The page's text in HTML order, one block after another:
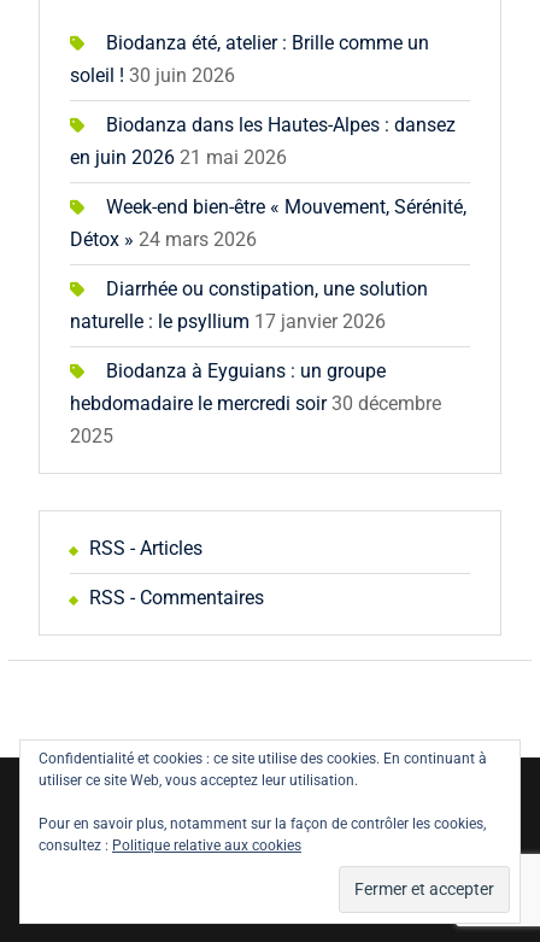
Biodanza été, atelier : Brille comme un
soleil ! 30 juin 2026
Biodanza dans les Hautes-Alpes : dansez
en juin 2026 21 mai 2026
Week-end bien-être « Mouvement, Sérénité,
Détox » 24 mars 2026
Diarrhée ou constipation, une solution
naturelle : le psyllium 17 janvier 2026
Biodanza à Eyguians : un groupe
hebdomadaire le mercredi soir 30 décembre
2025
RSS - Articles
RSS - Commentaires
Copyright © All rights reserved.
Politique de confidentialité
Législation
Mentions Légales
WEN Themes
Confidentialité et cookies : ce site utilise des cookies. En continuant à
utiliser ce site Web, vous acceptez leur utilisation.
Pour en savoir plus, notamment sur la façon de contrôler les cookies,
consultez : Politique relative aux cookies